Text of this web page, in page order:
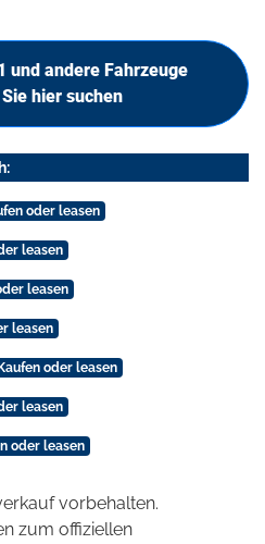
und andere Fahrzeuge
hier suchen
oder leasen
leasen
leasen
leasen
oder leasen
leasen
oder leasen
vorbehalten.
zum offiziellen